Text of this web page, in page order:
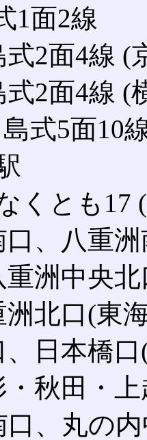
1面2線
式2面4線 (
式2面4線
式5面10
くとも17
口、八重
重洲中央
洲北口(東
、日本橋
秋田・
口、丸の